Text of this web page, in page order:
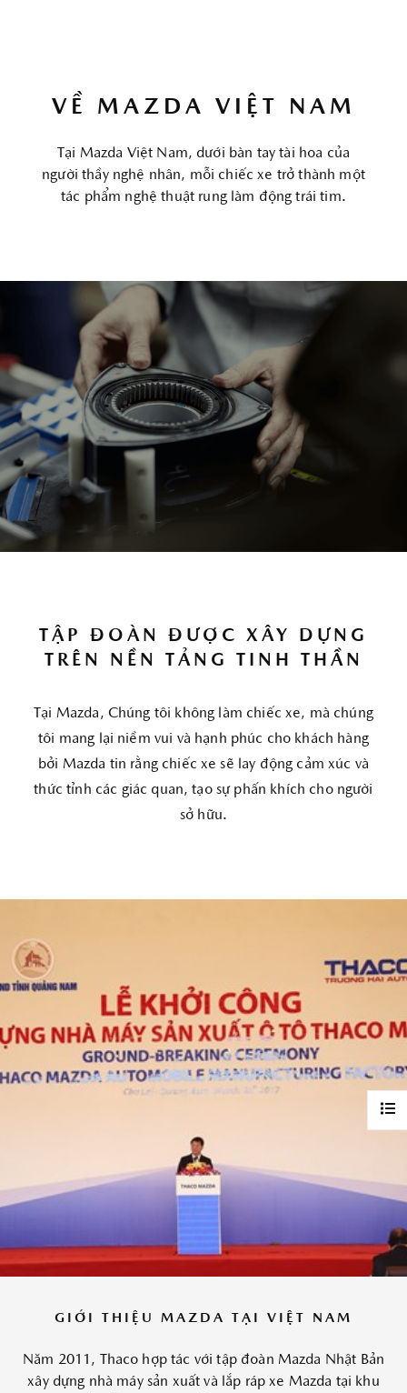
cookie của chúng tôi.
thông tin chi tiết.
ĐỒNG Ý
VỀ MAZDA VIỆT NAM
Tại Mazda Việt Nam, dưới bàn tay tài hoa của
người thầy nghệ nhân, mỗi chiếc xe trở thành một
tác phẩm nghệ thuật rung làm động trái tim.
TẬP ĐOÀN ĐƯỢC XÂY DỰNG
TRÊN NỀN TẢNG TINH THẦN
Tại Mazda, Chúng tôi không làm chiếc xe, mà chúng
tôi mang lại niềm vui và hạnh phúc cho khách hàng
bởi Mazda tin rằng chiếc xe sẽ lay động cảm xúc và
thức tỉnh các giác quan, tạo sự phấn khích cho người
sở hữu.
GIỚI THIỆU MAZDA TẠI VIỆT NAM
Năm 2011, Thaco hợp tác với tập đoàn Mazda Nhật Bản
xây dựng nhà máy sản xuất và lắp ráp xe Mazda tại khu